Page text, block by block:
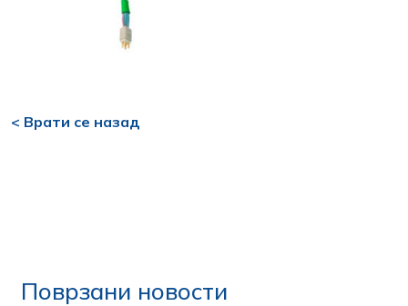
< Врати се назад
Поврзани новости